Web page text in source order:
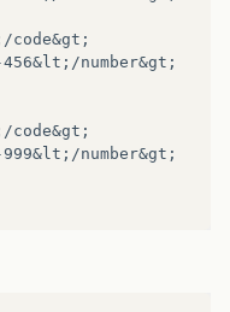
code&gt;
number&gt;
code&gt;
number&gt;